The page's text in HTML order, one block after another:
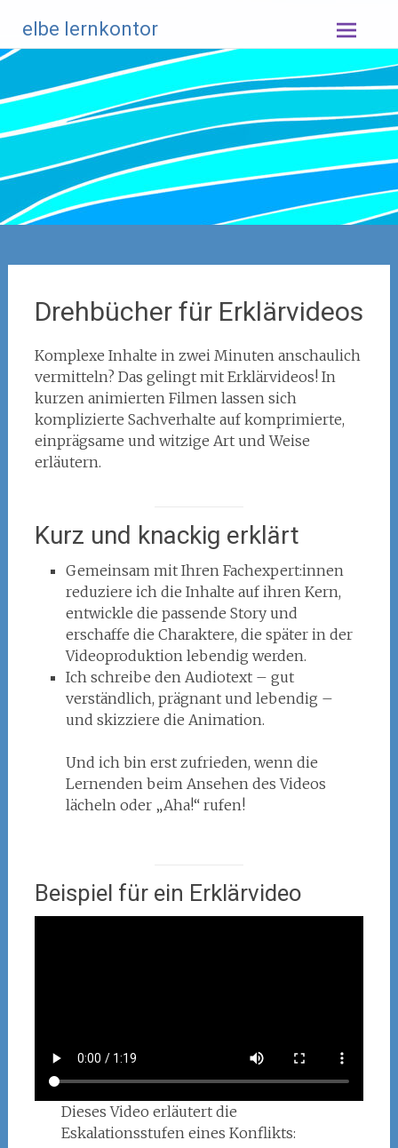
Inhalt
springen
elbe lernkontor
Drehbücher für Erklärvideos
Komplexe Inhalte in zwei Minuten anschaulich
vermitteln? Das gelingt mit Erklärvideos! In
kurzen animierten Filmen lassen sich
komplizierte Sachverhalte auf komprimierte,
einprägsame und witzige Art und Weise
erläutern.
Kurz und knackig erklärt
Gemeinsam mit Ihren Fachexpert:innen
reduziere ich die Inhalte auf ihren Kern,
entwickle die passende Story und
erschaffe die Charaktere, die später in der
Videoproduktion lebendig werden.
Ich schreibe den Audiotext – gut
verständlich, prägnant und lebendig –
und skizziere die Animation.
Und ich bin erst zufrieden, wenn die
Lernenden beim Ansehen des Videos
lächeln oder „Aha!“ rufen!
Beispiel für ein Erklärvideo
Dieses Video erläutert die
Eskalationsstufen eines Konflikts: